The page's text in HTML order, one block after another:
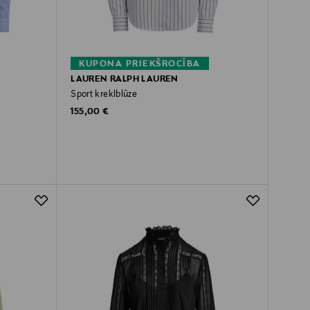
KUPONA PRIEKŠROCĪBA
LAUREN RALPH LAUREN
Sport kreklblūze
Original Price
155,00 €